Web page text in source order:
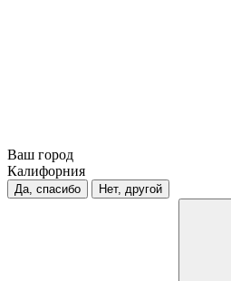
Ваш город
Калифорния
Да, спасибо Нет, другой